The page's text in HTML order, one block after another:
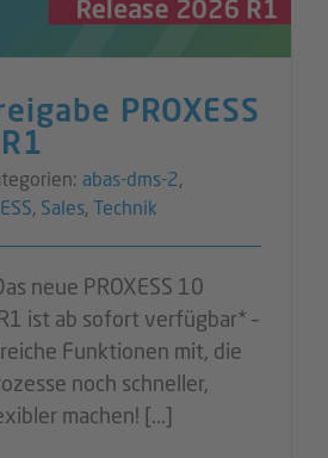
PROXESS
abas-dms-2,
, Sales,Technik
neue PROXESS 10
ist ab sofort verfügbar* –
Funktionen mit, die
noch schneller,
machen! [...]